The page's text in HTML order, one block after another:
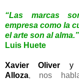
“Las marcas
empresa como la
el arte son al alma.”
Luis Huete
Xavier Oliver
Alloza, nos